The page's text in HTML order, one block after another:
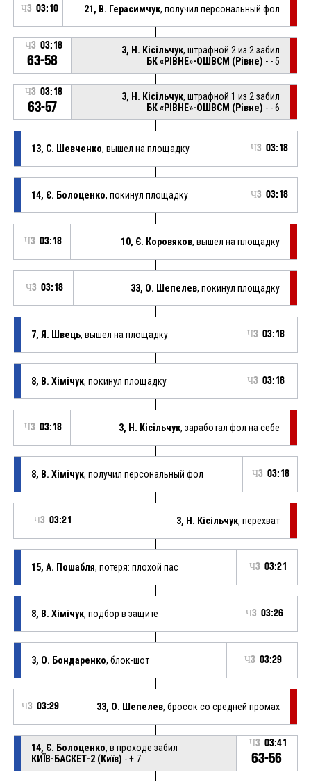
Ч3 03:10 21, В. Герасимчук, получил персональный фол
Ч3 03:18
63-58
3, Н. Кісільчук, штрафной 2 из 2 забил
БК «РІВНЕ»-ОШВСМ (Рівне) - - 5
Ч3 03:18
63-57
3, Н. Кісільчук, штрафной 1 из 2 забил
БК «РІВНЕ»-ОШВСМ (Рівне) - - 6
13, С. Шевченко, вышел на площадку Ч3 03:18
14, Є. Болоценко, покинул площадку Ч3 03:18
Ч3 03:18 10, Є. Коровяков, вышел на площадку
Ч3 03:18 33, О. Шепелев, покинул площадку
7, Я. Швець, вышел на площадку Ч3 03:18
8, В. Хімічук, покинул площадку Ч3 03:18
Ч3 03:18 3, Н. Кісільчук, заработал фол на себе
8, В. Хімічук, получил персональный фол Ч3 03:18
Ч3 03:21 3, Н. Кісільчук, перехват
15, А. Пошабля, потеря: плохой пас Ч3 03:21
8, В. Хімічук, подбор в защите Ч3 03:26
3, О. Бондаренко, блок-шот Ч3 03:29
Ч3 03:29 33, О. Шепелев, бросок со средней промах
14, Є. Болоценко, в проходе забил
КИЇВ-БАСКЕТ-2 (Київ) - + 7
Ч3 03:41
63-56